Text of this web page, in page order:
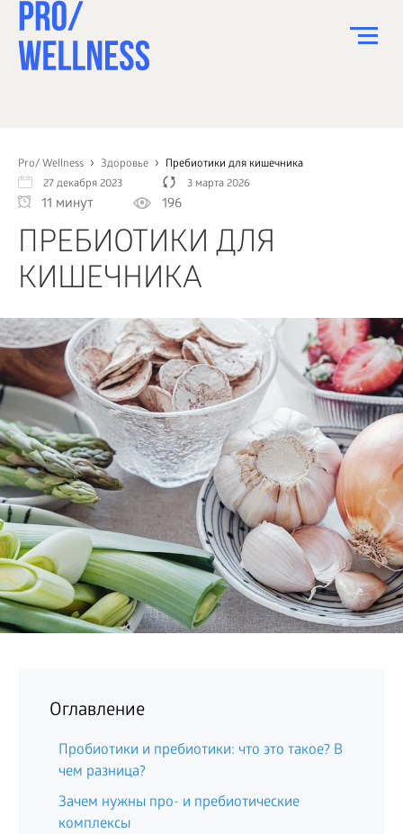
Pro/ Wellness Здоровье
Пребиотики для кишечника
27 декабря 2023
3 марта 2026
11 минут 196
ПРЕБИОТИКИ ДЛЯ
КИШЕЧНИКА
Оглавление
Пробиотики и пребиотики: что это такое? В
чем разница?
Зачем нужны про- и пребиотические
комплексы
СПОРТ
ЗДОРОВЬЕ
КРАСОТА
ПСИХОЛОГИЯ
ДОМ
КАК?
БИЗНЕС